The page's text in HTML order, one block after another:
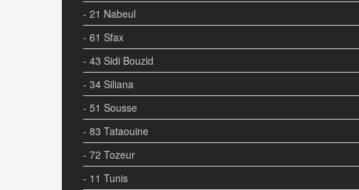
- 21 Nabeul
- 61 Sfax
- 43 Sidi Bouzid
- 34 Siliana
- 51 Sousse
- 83 Tataouine
- 72 Tozeur
- 11 Tunis